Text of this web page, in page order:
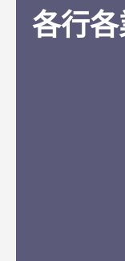
各行